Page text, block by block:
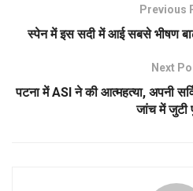
Previous
स्पेन में इस सदी में आई सबसे भीषण
Next
पटना में ASI ने की आत्महत्या, अपनी
जांच में जुटी